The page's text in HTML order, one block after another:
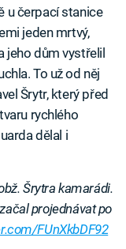
u čerpací stanice
jeden mrtvý,
jeho dům vystřelil
To už od něj
Šrytr, který před
rychlého
dělal i
Šrytra kamarádi.
projednávat po
FUnXkbDF92